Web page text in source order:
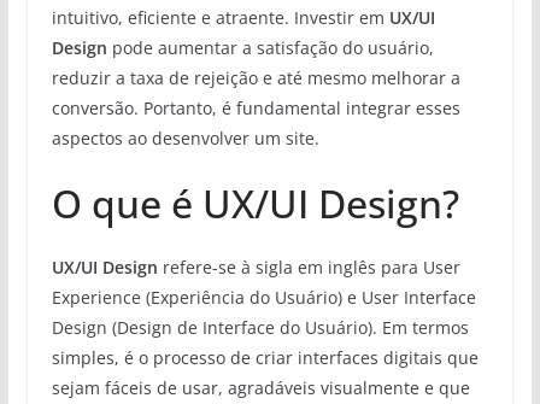
intuitivo, eficiente e atraente. Investir em UX/UI
Design pode aumentar a satisfação do usuário,
reduzir a taxa de rejeição e até mesmo melhorar a
conversão. Portanto, é fundamental integrar esses
aspectos ao desenvolver um site.
O que é UX/UI Design?
UX/UI Design refere-se à sigla em inglês para User
Experience (Experiência do Usuário) e User Interface
Design (Design de Interface do Usuário). Em termos
simples, é o processo de criar interfaces digitais que
sejam fáceis de usar, agradáveis visualmente e que